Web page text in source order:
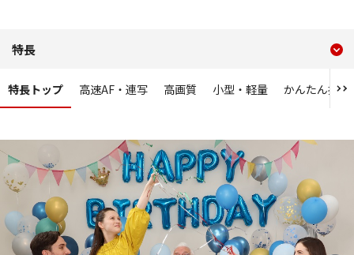
特長
特長トップ 高速AF・連写 高画質 小型・軽量 かんたん操作